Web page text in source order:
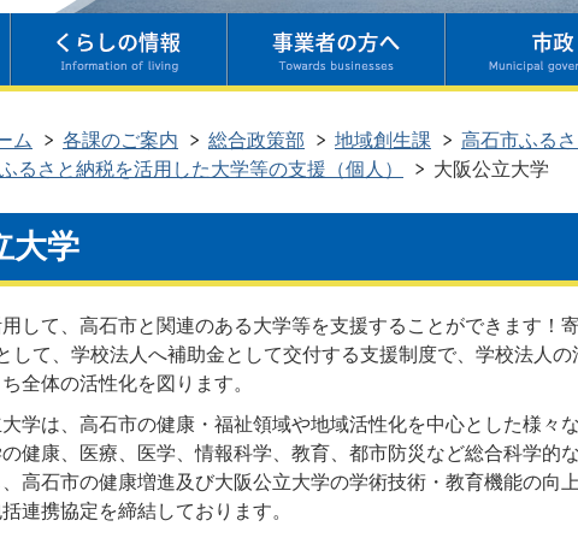
ム 各課のご案内 総合政策部 地域創生課
高石市ふる
ふるさと納税を活用した大学等の支援（個人）
大阪公立大学
大学
して、高石市と関連のある大学等を支援することができます！
して、学校法人へ補助金として交付する支援制度で、学校法人
全体の活性化を図ります。
学は、高石市の健康・福祉領域や地域活性化を中心とした様々
健康、医療、医学、情報科学、教育、都市防災など総合科学的
高石市の健康増進及び大阪公立大学の学術技術・教育機能の向
連携協定を締結しております。